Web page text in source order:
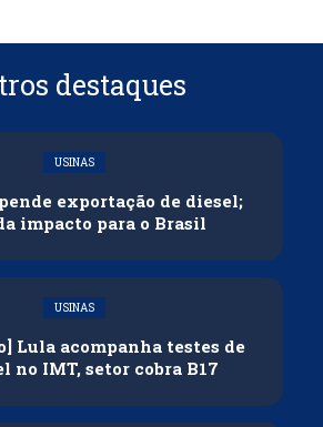
destaques
USINAS
exportação de diesel;
impacto para o Brasil
USINAS
Lula acompanha testes de
no IMT, setor cobra B17